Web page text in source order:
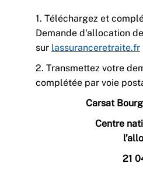
1. Téléchargez et
Demande d'allocation
sur lassuranceretraite.fr
2. Transmettez votre
complétée par voie
Carsat
Centre
21